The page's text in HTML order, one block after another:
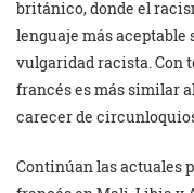
británico, donde el
lenguaje más
vulgaridad racista. Con
francés es más similar
carecer de
Continúan las actuales